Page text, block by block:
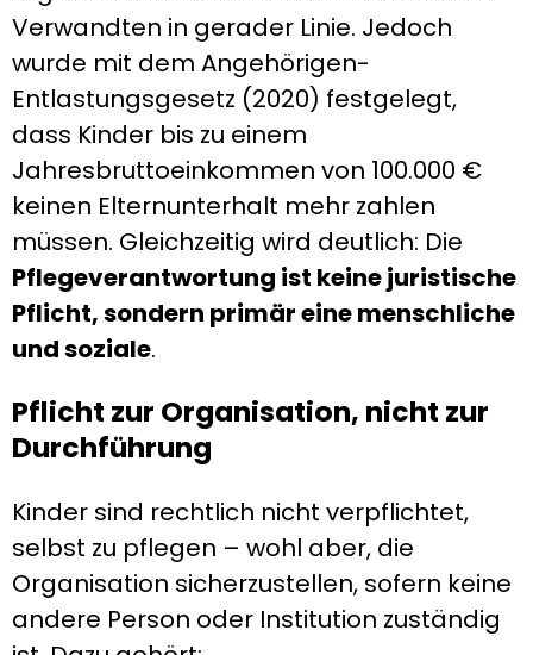
Verwandten in gerader Linie. Jedoch
wurde mit dem Angehörigen-
Entlastungsgesetz (2020) festgelegt,
dass Kinder bis zu einem
Jahresbruttoeinkommen von 100.000 €
keinen Elternunterhalt mehr zahlen
müssen. Gleichzeitig wird deutlich: Die
Pflegeverantwortung ist keine juristische
Pflicht, sondern primär eine menschliche
und soziale.
Pflicht zur Organisation, nicht zur
Durchführung
Kinder sind rechtlich nicht verpflichtet,
selbst zu pflegen – wohl aber, die
Organisation sicherzustellen, sofern keine
andere Person oder Institution zuständig